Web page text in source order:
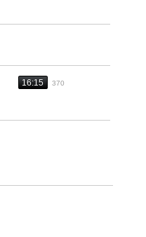
16:15 370